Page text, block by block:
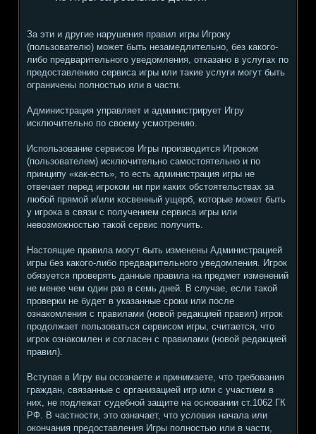
За эти и другие нарушения правил игры Игроку
(пользователю) может быть незамедлительно, без какого-
либо предварительного уведомления, отказано в услугах по
предоставлению сервиса игры или такие услуги могут быть
ограничены полностью или в части.
Администрация управляет и администрирует Игру
исключительно по своему усмотрению.
Использование сервисов Игры производится Игроком
(пользователем) исключительно самостоятельно и по
принципу «как-есть», то есть администрация игры не
отвечает перед игроком ни при каких обстоятельствах за
любой прямой и/или косвенный ущерб, которые может быть
у игрока в связи с получением сервиса игры или
невозможностью такой сервис получить.
Настоящие правила могут быть изменены Администрацией
игры без какого-либо предварительного уведомления. Игрок
обязуется проверять данные правила на предмет изменений
не менее чем один раз в семь дней. В случае, если такой
проверки не будет в указанные сроки или после
ознакомления с правилами (новой редакцией правил) игрок
продолжает пользоваться сервисом игры, считается, что
игрок ознакомлен и согласен с правилами (новой редакцией
правил).
Вступая в Игру вы осознаете и принимаете, что требования
граждан, связанные с организацией игр или с участием в
них, не подлежат судебной защите на основании ст.1062 ГК
РФ. В частности, это означает, что условия начала или
окончания предоставления Игры полностью или в части,